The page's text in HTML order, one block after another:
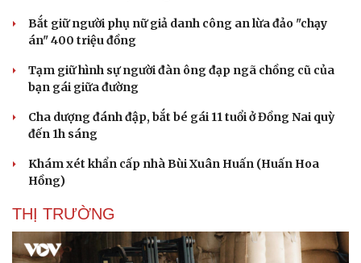
Văn học
Âm nhạc
Thời trang
Bắt giữ người phụ nữ giả danh công an lừa đảo "chạy
án" 400 triệu đồng
Tạm giữ hình sự người đàn ông đạp ngã chồng cũ của
bạn gái giữa đường
Cha dượng đánh đập, bắt bé gái 11 tuổi ở Đồng Nai quỳ
đến 1h sáng
Khám xét khẩn cấp nhà Bùi Xuân Huấn (Huấn Hoa
Hồng)
THỊ TRƯỜNG